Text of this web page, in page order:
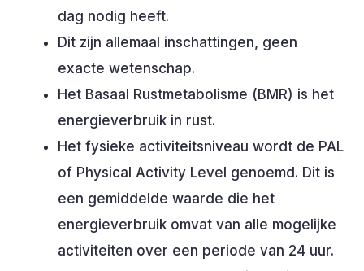
dag nodig heeft.
Dit zijn allemaal inschattingen, geen
exacte wetenschap.
Het Basaal Rustmetabolisme (BMR) is het
energieverbruik in rust.
Het fysieke activiteitsniveau wordt de PAL
of Physical Activity Level genoemd. Dit is
een gemiddelde waarde die het
energieverbruik omvat van alle mogelijke
activiteiten over een periode van 24 uur.